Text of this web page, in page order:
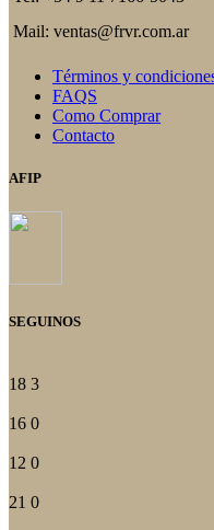
Mail: ventas@frvr.com.ar
Términos y
FAQS
Como Comprar
Contacto
AFIP
SEGUINOS
18 3
16 0
12 0
21 0